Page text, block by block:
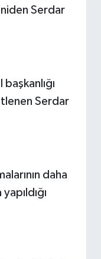
Serdar
Serdar
daha